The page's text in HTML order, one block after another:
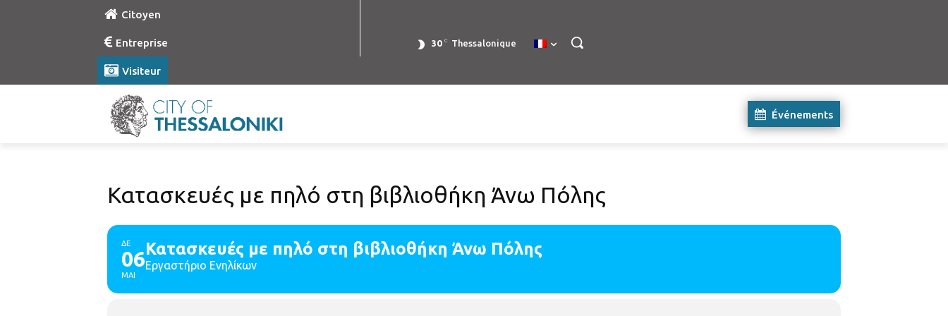
Citoyen
Entreprise
Visiteur
30 C Thessalonique
Événements
Κατασκευές με πηλό στη βιβλιοθήκη Άνω Πόλης
ΔΕ
06
ΜΑΙ
Κατασκευές με πηλό στη βιβλιοθήκη Άνω Πόλης
Εργαστήριο Ενηλίκων